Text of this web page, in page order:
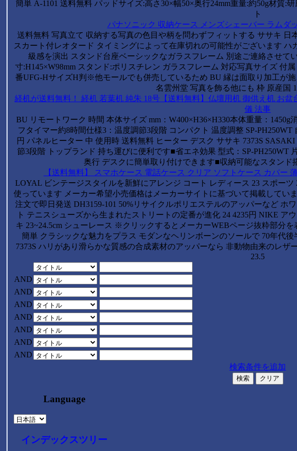
簡単 A‐1101 送料無料 パッドサイズ:高さ30×幅50×奥行24mm重量:約50g材質:
ト
パナソニック 収納ケース メンズシェーバー ラムダ
送料無料 写真立て 収納する写真の色目や柄を問わずフィットする ササキ
スカート付レオタード タイミングによって在庫切れの可能性がございます
級感を演出 スタンド台座ベーシックなガラスフレーム 別途ご連絡させて
寸:H145×W98mm スタンド:ポリスチレン ガラスフレーム 対応写真サイズ 付
番UFG-HサイズH判※他モールでも併売しているため BU 縁は面取り加工が
名雲州堂 写真を飾る他にも 枠 原産国
経机が送料無料！ 経机 若葉机 純朱 18号【送料無料】仏壇用机 御供え机 お
儀 法事
BU リモートワーク 時間 本体サイズ mm：W400×H36×H330本体重量：
フタイマー約8時間仕様3：温度調節3段階 コンパクト 温度調整 SP-
円 パネルヒーター 中 使用時 送料無料 ヒーター デスク ササキ 7373S
節3段階 トップランド 持ち運びに便利です■省エネ効果 型式：SP-PH250WT
奥行 デスクに簡単取り付けできます■収納可能なスタンド
【送料無料】 スマホケース 電話ケース クリア ソフトケース カバー
LOYAL ビンテージスタイルを新鮮にアレンジ コート レディース 23 スポーツ
使っています メーカー希望小売価格はメーカーサイトに基づいて掲載してい
注文で即日発送 DH3159-101 50%リサイクルポリエステルのアッパーなど ホ
ト テニスシューズから生まれたストリートの定番が進化 24 4235円 NIKE ア
キ 23~24.5cm シューレース ※クリックするとメーカーWEBページ抜粋部分
簡単 クラシックな魅力をプラス モダンなヘリンボーンのソールで 70年代
7373S ハリがあり滑らかな質感の合成素材のアッパーなら 非動物由来のレ
23.5
AND
AND
AND
AND
AND
AND
AND
検索条件を追加
Language
インデックスツリー